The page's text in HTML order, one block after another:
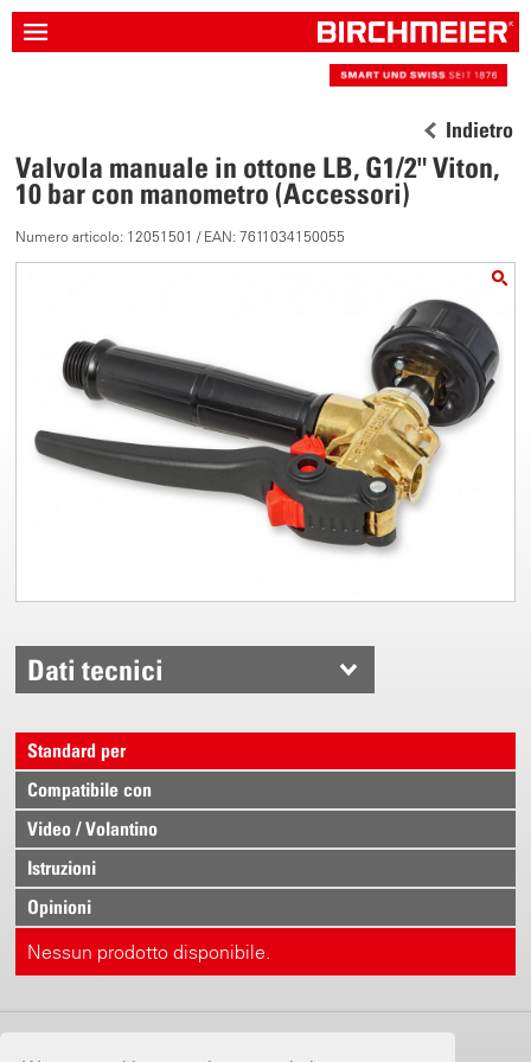
Indietro
Valvola manuale in ottone LB, G1/2" Viton,
10 bar con manometro (Accessori)
Numero articolo: 12051501 / EAN: 7611034150055
Dati tecnici
Standard per
Compatibile con
Video / Volantino
Istruzioni
Opinioni
Nessun prodotto disponibile.